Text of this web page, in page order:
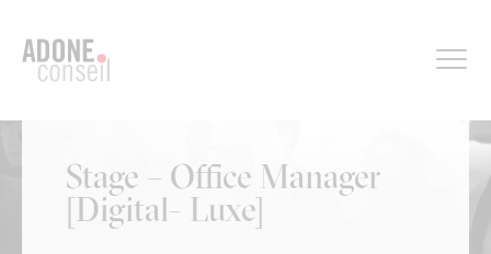
Stage – Office Manager
[Digital- Luxe]